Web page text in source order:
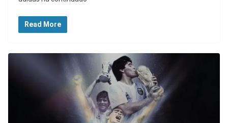
Read More